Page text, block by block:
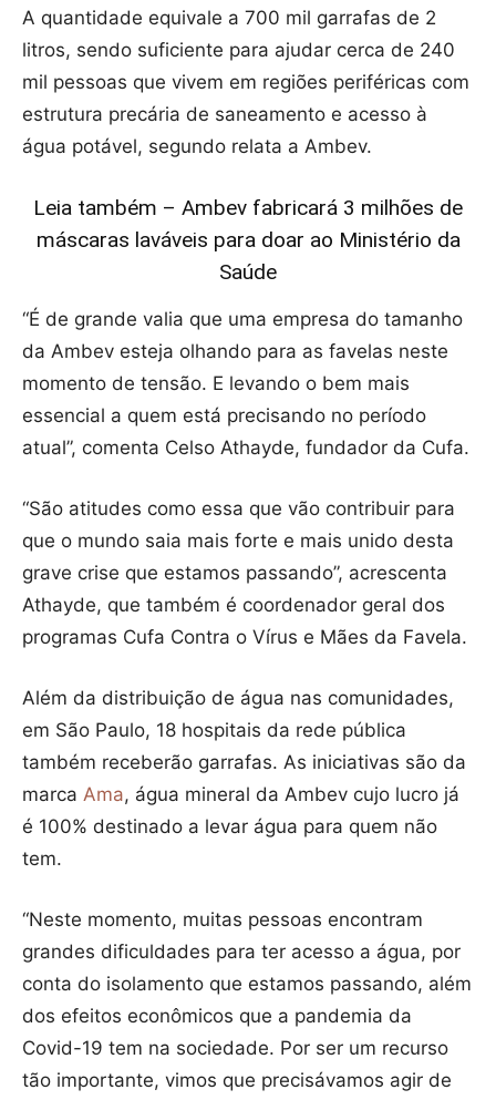
A quantidade equivale a 700 mil garrafas de 2
litros, sendo suficiente para ajudar cerca de 240
mil pessoas que vivem em regiões periféricas com
estrutura precária de saneamento e acesso à
água potável, segundo relata a Ambev.
Leia também – Ambev fabricará 3 milhões de
máscaras laváveis para doar ao Ministério da
Saúde
“É de grande valia que uma empresa do tamanho
da Ambev esteja olhando para as favelas neste
momento de tensão. E levando o bem mais
essencial a quem está precisando no período
atual”, comenta Celso Athayde, fundador da Cufa.
“São atitudes como essa que vão contribuir para
que o mundo saia mais forte e mais unido desta
grave crise que estamos passando”, acrescenta
Athayde, que também é coordenador geral dos
programas Cufa Contra o Vírus e Mães da Favela.
Além da distribuição de água nas comunidades,
em São Paulo, 18 hospitais da rede pública
também receberão garrafas. As iniciativas são da
marca Ama, água mineral da Ambev cujo lucro já
é 100% destinado a levar água para quem não
tem.
“Neste momento, muitas pessoas encontram
grandes dificuldades para ter acesso a água, por
conta do isolamento que estamos passando, além
dos efeitos econômicos que a pandemia da
Covid-19 tem na sociedade. Por ser um recurso
tão importante, vimos que precisávamos agir de